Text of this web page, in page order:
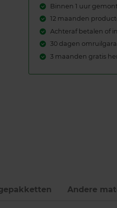
Binnen 1 uur
12 maanden
Achteraf betalen of
30 dagen
3 maanden gratis
Andere